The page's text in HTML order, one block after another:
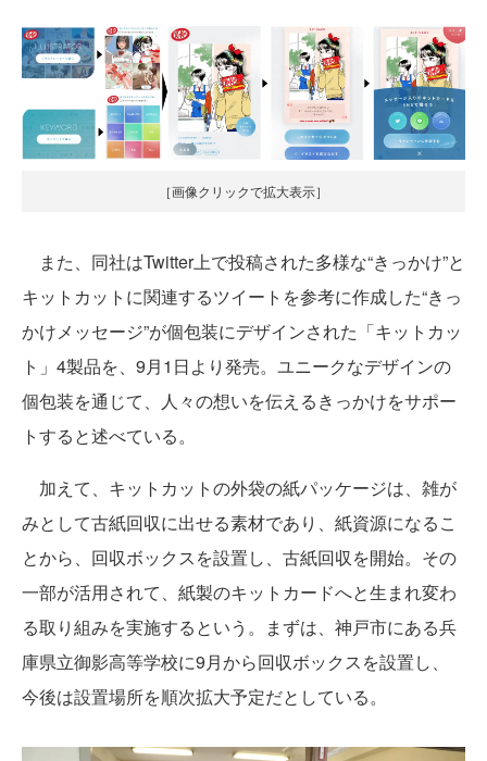
［画像クリックで拡大表示］
また、同社はTwitter上で投稿された多様な“きっかけ”と
キットカットに関連するツイートを参考に作成した“きっ
かけメッセージ”が個包装にデザインされた「キットカッ
ト」4製品を、9月1日より発売。ユニークなデザインの
個包装を通じて、人々の想いを伝えるきっかけをサポー
トすると述べている。
加えて、キットカットの外袋の紙パッケージは、雑が
みとして古紙回収に出せる素材であり、紙資源になるこ
とから、回収ボックスを設置し、古紙回収を開始。その
一部が活用されて、紙製のキットカードへと生まれ変わ
る取り組みを実施するという。まずは、神戸市にある兵
庫県立御影高等学校に9月から回収ボックスを設置し、
今後は設置場所を順次拡大予定だとしている。